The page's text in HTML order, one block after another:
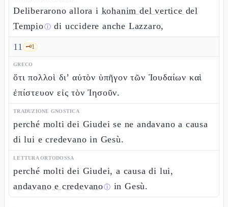
Deliberarono allora i kohanim del vertice del
Tempioⓘ di uccidere anche Lazzaro,
11 🗝️1
GRECO
ὅτι πολλοὶ δι’ αὐτὸν ὑπῆγον τῶν Ἰουδαίων καὶ
ἐπίστευον εἰς τὸν Ἰησοῦν.
TRADUZIONE GNOSTICA
perché molti dei Giudei se ne andavano a causa
di lui e credevano in Gesù.
LETTURA ORTODOSSA
perché molti dei Giudei, a causa di lui,
andavano e credevanoⓘ in Gesù.